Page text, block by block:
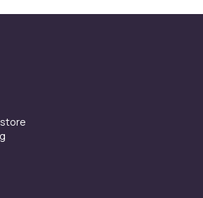
datamaskiner fra ledende
sortiment dekker alle prisklasser,